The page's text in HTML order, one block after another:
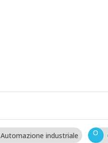
Automazione industriale O